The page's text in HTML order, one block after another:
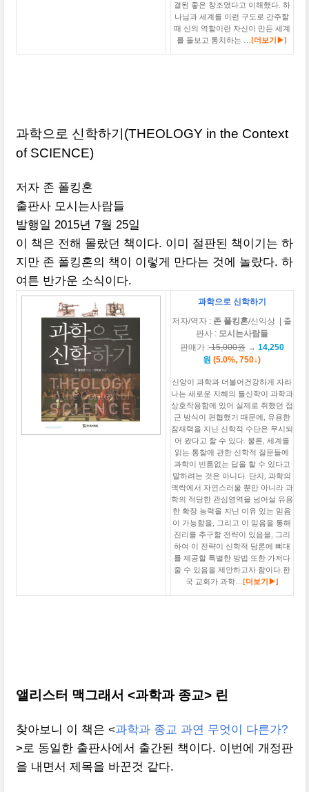
결된 좋은 창조였다고 이해했다. 하
나님과 세계를 이런 구도로 간주할
때 신의 역할이란 자신이 만든 세계
를 돌보고 통치하는 …
[더보기▶]
과학으로 신학하기 (THEOLOGY in the Context
of SCIENCE)
저자 존 폴킹혼
출판사 모시는사람들
발행일 2015년 7월 25일
이 책은 전해 몰랐던 책이다. 이미 절판된 책이기는 하
지만 존 폴킹혼의 책이 이렇게 만다는 것에 놀랐다. 하
여튼 반가운 소식이다.
과학으로 신학하기
저자/역자 : 존 폴킹혼/신익상 | 출
판사 : 모시는사람들
판매가 :15,000원→ 14,250
원 (5.0%, 750↓)
신앙이 과학과 더불어건강하게 자라
나는 새로운 지혜의 틀신학이 과학과
상호작용함에 있어 실제로 취했던 접
근 방식이 편협했기 때문에, 유용한
잠재력을 지닌 신학적 수단은 무시되
어 왔다고 할 수 있다. 물론, 세계를
읽는 통찰에 관한 신학적 질문들에
과학이 빈틈없는 답을 할 수 있다고
말하려는 것은 아니다. 단지, 과학의
맥락에서 자연스러울 뿐만 아니라 과
학의 적당한 관심영역을 넘어설 유용
한 확장 능력을 지닌 이유 있는 믿음
이 가능함을, 그리고 이 믿음을 통해
진리를 추구할 전략이 있음을, 그리
하여 이 전략이 신학적 담론에 뼈대
를 제공할 특별한 방법 또한 가저다
줄 수 있음을 제안하고자 함이다.한
국 교회가 과학…
[더보기▶]
앨리스터 맥그래서 <과학과 종교> 린
찾아보니 이 책은 <과학과 종교 과연 무엇이 다른가?
>로 동일한 출판사에서 출간된 책이다. 이번에 개정판
을 내면서 제목을 바꾼것 같다.